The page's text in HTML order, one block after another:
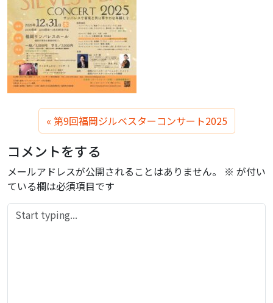
第9回福岡ジルベスターコンサート2025
コメントをする
メールアドレスが公開されることはありません。 ※ が付い
ている欄は必須項目です